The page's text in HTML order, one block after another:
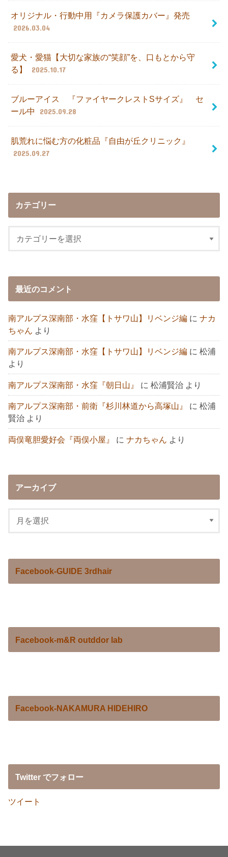
オリジナル・行動中用『カメラ保護カバー』発売
2026.03.04
愛犬・愛猫【大切な家族の“笑顔”を、口もとから守
る】
2025.10.17
ブルーアイス 『ファイヤークレストSサイズ』 セ
ール中
2025.09.28
肌荒れに悩む方の化粧品『自由が丘クリニック』
2025.09.27
カテゴリー
最近のコメント
南アルプス深南部・水窪【トサワ山】リベンジ編 にナカ
ちゃん より
南アルプス深南部・水窪【トサワ山】リベンジ編 に松浦
より
南アルプス深南部・水窪『朝日山』 に松浦賢治 より
南アルプス深南部・前衛『杉川林道から高塚山』 に松浦
賢治 より
両俣竜胆愛好会『両俣小屋』 にナカちゃん より
アーカイブ
Facebook-GUIDE 3rdhair
Facebook-m&R outddor lab
Facebook-NAKAMURA HIDEHIRO
Twitter でフォロー
ツイート